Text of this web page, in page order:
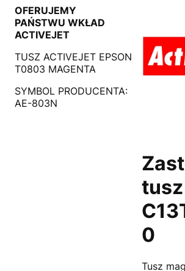
OFERUJEMY
PAŃSTWU WKŁAD
ACTIVEJET
TUSZ ACTIVEJET EPSON
T0803 MAGENTA
SYMBOL PRODUCENTA:
AE-803N
tusz
0
Tusz